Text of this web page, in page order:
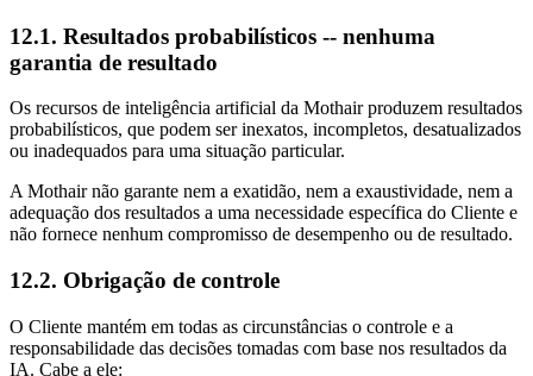
12.1. Resultados probabilísticos -- nenhuma
garantia de resultado
Os recursos de inteligência artificial da Mothair produzem resultados
probabilísticos, que podem ser inexatos, incompletos, desatualizados
ou inadequados para uma situação particular.
A Mothair não garante nem a exatidão, nem a exaustividade, nem a
adequação dos resultados a uma necessidade específica do Cliente e
não fornece nenhum compromisso de desempenho ou de resultado.
12.2. Obrigação de controle
O Cliente mantém em todas as circunstâncias o controle e a
responsabilidade das decisões tomadas com base nos resultados da
IA. Cabe a ele: